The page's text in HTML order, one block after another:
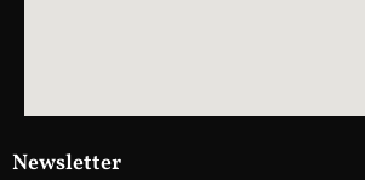
Newsletter